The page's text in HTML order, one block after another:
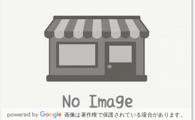
感じました。モスバーガーの魅力のひとつは、ど
のハンバーガーも美味しいことです。メニューに
どれを選んでも、期待以上の美味しさを楽しむこ
特に定番のモスバーガーやテリヤキバーガーはも
ちろん、新メニューも季節ごとに試してみたくな
トも、バランスの良い味わいで、朝からしっかり
と満足感を得られました。唯一気になる点として
画像は著作権で保護されている場合があります。